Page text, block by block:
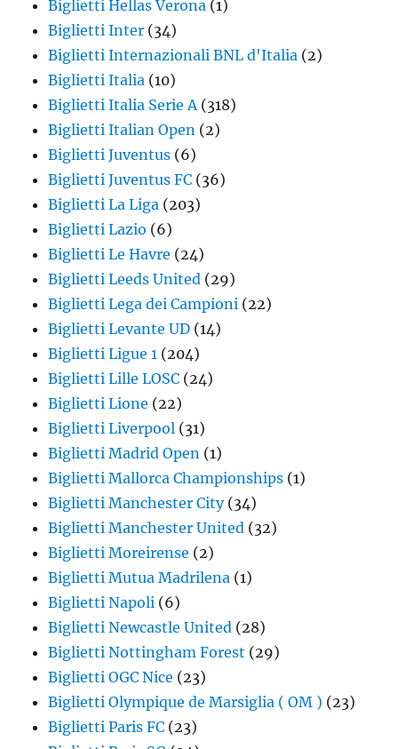
Biglietti Hellas Verona (1)
Biglietti Inter (34)
Biglietti Internazionali BNL d'Italia (2)
Biglietti Italia (10)
Biglietti Italia Serie A (318)
Biglietti Italian Open (2)
Biglietti Juventus (6)
Biglietti Juventus FC (36)
Biglietti La Liga (203)
Biglietti Lazio (6)
Biglietti Le Havre (24)
Biglietti Leeds United (29)
Biglietti Lega dei Campioni (22)
Biglietti Levante UD (14)
Biglietti Ligue 1 (204)
Biglietti Lille LOSC (24)
Biglietti Lione (22)
Biglietti Liverpool (31)
Biglietti Madrid Open (1)
Biglietti Mallorca Championships (1)
Biglietti Manchester City(34)
Biglietti Manchester United (32)
Biglietti Moreirense (2)
Biglietti Mutua Madrilena (1)
Biglietti Napoli (6)
Biglietti Newcastle United (28)
Biglietti Nottingham Forest (29)
Biglietti OGC Nice (23)
Biglietti Olympique de Marsiglia ( OM ) (23)
Biglietti Paris FC (23)